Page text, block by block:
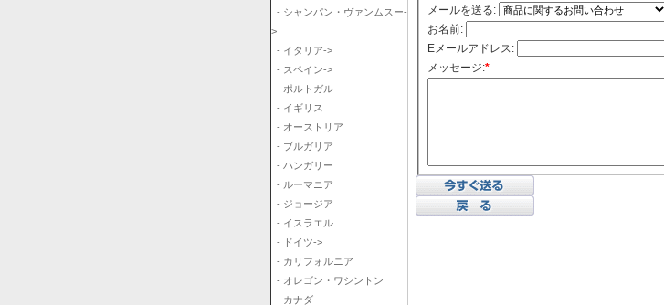
- シャンパン・ヴァンムスー-
>
- イタリア->
- スペイン->
- ポルトガル
- イギリス
- オーストリア
- ブルガリア
- ハンガリー
- ルーマニア
- ジョージア
- イスラエル
- ドイツ->
- カリフォルニア
- オレゴン・ワシントン
- カナダ
メールを送る:
お名前:
Eメールアドレス:
メッセージ:*